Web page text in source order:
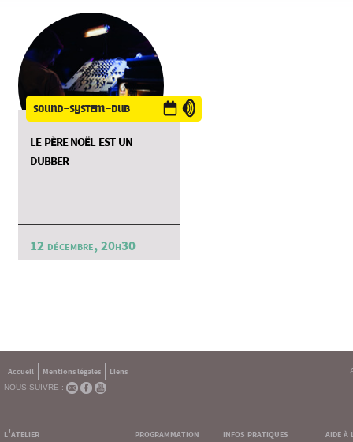
sound-system-dub
le père noël est un
dubber
12 décembre, 20h30
Accueil Mentions légales
Liens
NOUS SUIVRE :
l'atelier programmation infos pratiques aide